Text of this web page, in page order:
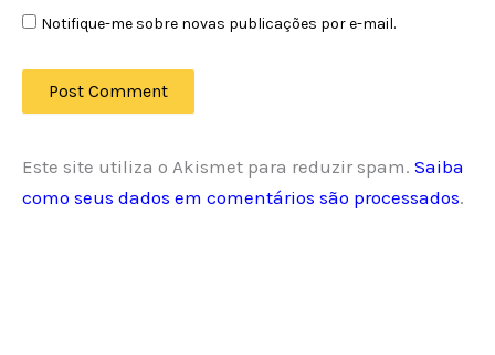
Notifique-me sobre novas publicações por e-mail.
Este site utiliza o Akismet para reduzir spam. Saiba
como seus dados em comentários são processados.